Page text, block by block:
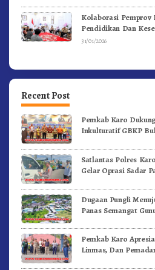
Kolaborasi Pemprov
Pendidikan Dan
31/01/2026
Recent Post
Pemkab Karo
Inkulturatif GBKP
Satlantas Polres
Gelar Oprasi Sadar
Dugaan Pungli
Panas Semangat
Pemkab Karo
Linmas, Dan